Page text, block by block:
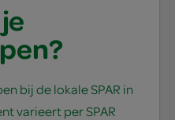
bij de lokale SPAR in
varieert per SPAR